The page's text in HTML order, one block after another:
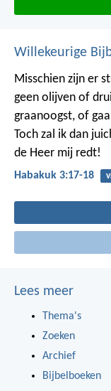
Willekeurige
Misschien zijn er
geen olijven of
graanoogst, of
Toch zal ik dan
de Heer mij redt!
Habakuk 3:17-18
Lees meer
Thema's
Zoeken
Archief
Bijbelboeken